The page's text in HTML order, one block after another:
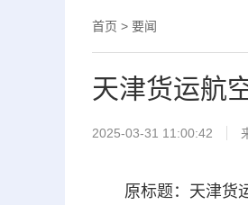
首页 > 要闻
天津货运航
2025-03-31 11:00:42
原标题：天津货运